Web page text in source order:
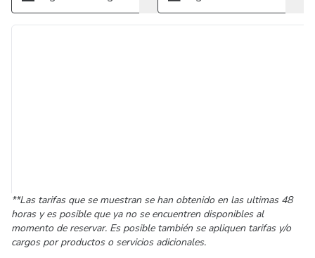
**Las tarifas que se muestran se han obtenido en las ultimas 48
horas y es posible que ya no se encuentren disponibles al
momento de reservar. Es posible también se apliquen tarifas y/o
cargos por productos o servicios adicionales.